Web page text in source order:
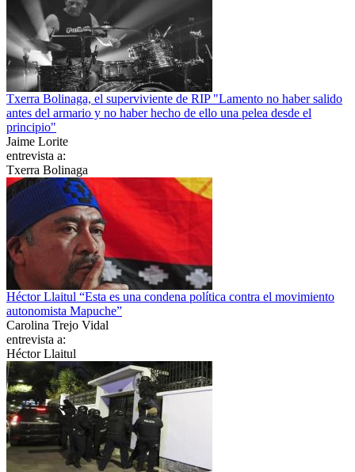
Txerra Bolinaga, el superviviente de RIP "Lamento no haber salido
antes del armario y no haber hecho de ello una pelea desde el
principio"
Jaime Lorite
entrevista a:
Txerra Bolinaga
Héctor Llaitul “Esta es una condena política contra el movimiento
autonomista Mapuche”
Carolina Trejo Vidal
entrevista a:
Héctor Llaitul